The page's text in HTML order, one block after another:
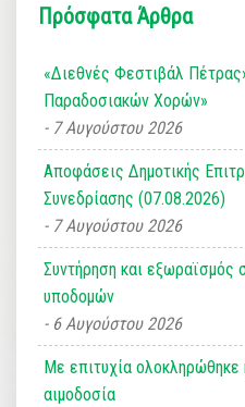
Πρόσφατα Άρθρα
«Διεθνές Φεστιβάλ
Παραδοσιακών Χορών»
7 Αυγούστου 2026
Αποφάσεις Δημοτικής
Συνεδρίασης (07.08.2026)
7 Αυγούστου 2026
Συντήρηση και εξωραϊσμός
υποδομών
6 Αυγούστου 2026
Με επιτυχία ολοκληρώθηκε
αιμοδοσία